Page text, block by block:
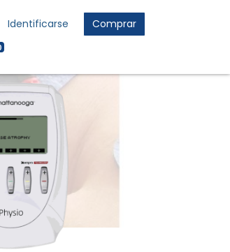
Identificarse Comprar